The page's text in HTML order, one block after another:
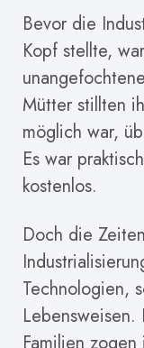
Bevor die
Kopf stellte,
Mütter stillten
möglich war,
Es war
kostenlos.
Doch die
Technologien,